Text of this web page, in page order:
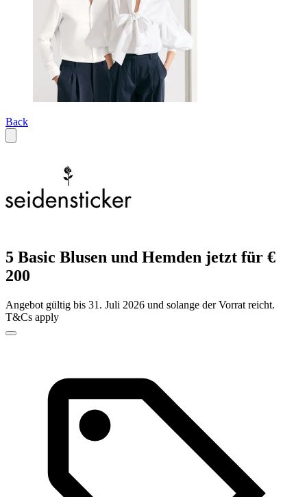
Back
5 Basic Blusen und Hemden jetzt für €
200
Angebot gültig bis 31. Juli 2026 und solange der Vorrat reicht.
T&Cs apply